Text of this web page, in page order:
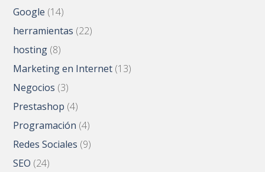
Google (14)
herramientas (22)
hosting (8)
Marketing en Internet (13)
Negocios (3)
Prestashop (4)
Programación (4)
Redes Sociales (9)
SEO (24)